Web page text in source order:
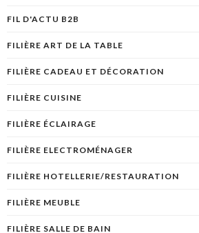
FIL D'ACTU B2B
FILIÈRE ART DE LA TABLE
FILIÈRE CADEAU ET DÉCORATION
FILIÈRE CUISINE
FILIÈRE ÉCLAIRAGE
FILIÈRE ELECTROMÉNAGER
FILIÈRE HOTELLERIE/RESTAURATION
FILIÈRE MEUBLE
FILIÈRE SALLE DE BAIN